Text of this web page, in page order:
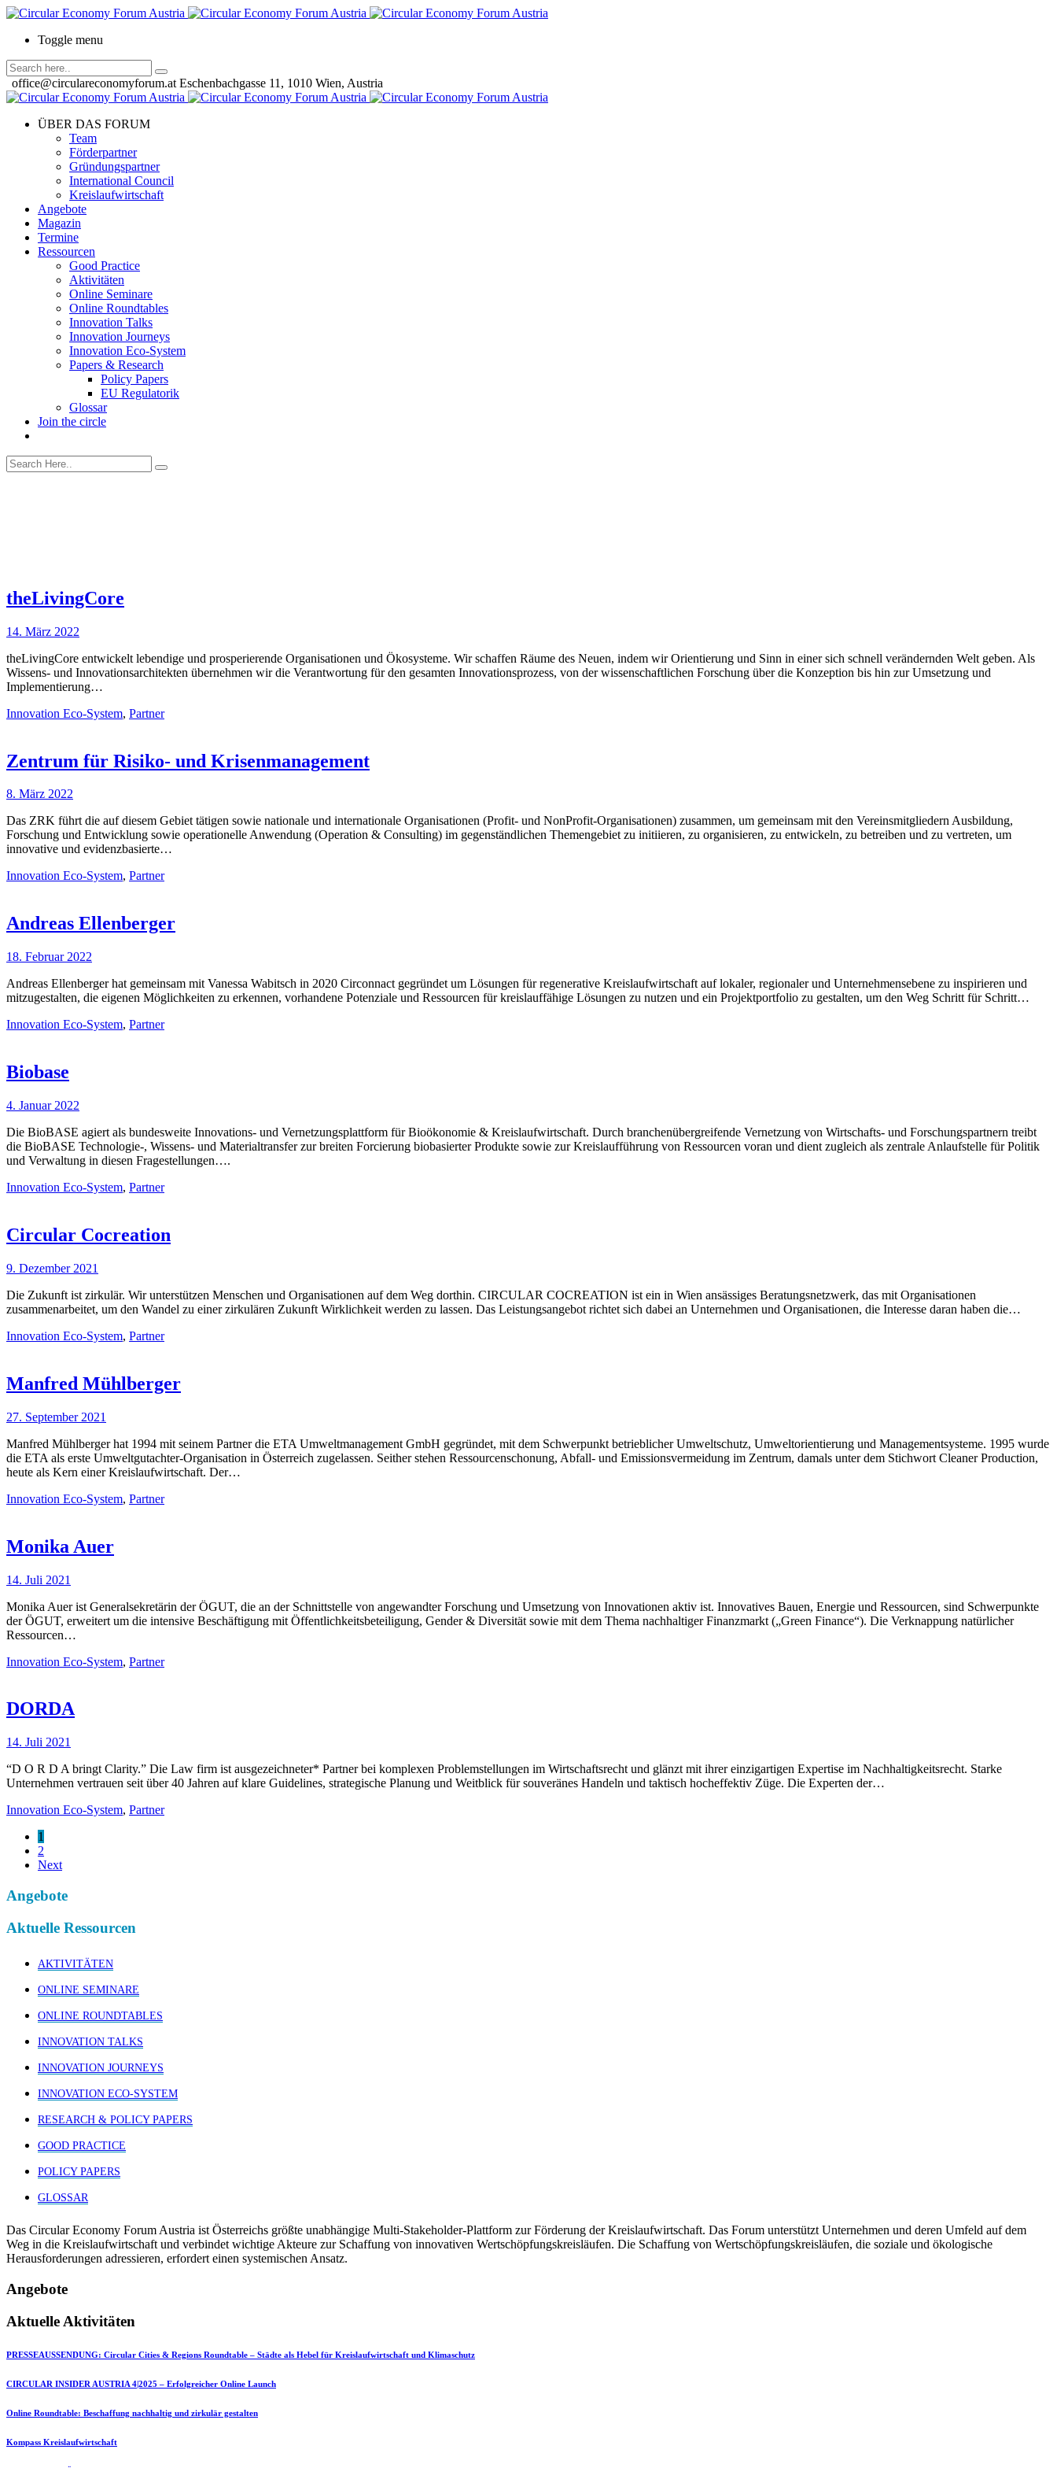
Toggle menu
office@circulareconomyforum.at Eschenbachgasse 11, 1010 Wien, Austria
ÜBER DAS FORUM
Team
Förderpartner
Gründungspartner
International Council
Kreislaufwirtschaft
Angebote
Magazin
Termine
Ressourcen
Good Practice
Aktivitäten
Online Seminare
Online Roundtables
Innovation Talks
Innovation Journeys
Innovation Eco-System
Papers & Research
Policy Papers
EU Regulatorik
Glossar
Join the circle
theLivingCore
14. März 2022
theLivingCore entwickelt lebendige und prosperierende Organisationen und Ökosysteme. Wir schaffen Räume des Neuen, indem wir Orientierung und Sinn in einer sich schnell verändernden Welt geben. Als
Wissens- und Innovationsarchitekten übernehmen wir die Verantwortung für den gesamten Innovationsprozess, von der wissenschaftlichen Forschung über die Konzeption bis hin zur Umsetzung und
Implementierung…
Innovation Eco-System, Partner
Zentrum für Risiko- und Krisenmanagement
8. März 2022
Das ZRK führt die auf diesem Gebiet tätigen sowie nationale und internationale Organisationen (Profit- und NonProfit-Organisationen) zusammen, um gemeinsam mit den Vereinsmitgliedern Ausbildung,
Forschung und Entwicklung sowie operationelle Anwendung (Operation & Consulting) im gegenständlichen Themengebiet zu initiieren, zu organisieren, zu entwickeln, zu betreiben und zu vertreten, um
innovative und evidenzbasierte…
Innovation Eco-System, Partner
Andreas Ellenberger
18. Februar 2022
Andreas Ellenberger hat gemeinsam mit Vanessa Wabitsch in 2020 Circonnact gegründet um Lösungen für regenerative Kreislaufwirtschaft auf lokaler, regionaler und Unternehmensebene zu inspirieren und
mitzugestalten, die eigenen Möglichkeiten zu erkennen, vorhandene Potenziale und Ressourcen für kreislauffähige Lösungen zu nutzen und ein Projektportfolio zu gestalten, um den Weg Schritt für Schritt…
Innovation Eco-System, Partner
Biobase
4. Januar 2022
Die BioBASE agiert als bundesweite Innovations- und Vernetzungsplattform für Bioökonomie & Kreislaufwirtschaft. Durch branchenübergreifende Vernetzung von Wirtschafts- und Forschungspartnern treibt
die BioBASE Technologie-, Wissens- und Materialtransfer zur breiten Forcierung biobasierter Produkte sowie zur Kreislaufführung von Ressourcen voran und dient zugleich als zentrale Anlaufstelle für Politik
und Verwaltung in diesen Fragestellungen….
Innovation Eco-System, Partner
Circular Cocreation
9. Dezember 2021
Die Zukunft ist zirkulär. Wir unterstützen Menschen und Organisationen auf dem Weg dorthin. CIRCULAR COCREATION ist ein in Wien ansässiges Beratungsnetzwerk, das mit Organisationen
zusammenarbeitet, um den Wandel zu einer zirkulären Zukunft Wirklichkeit werden zu lassen. Das Leistungsangebot richtet sich dabei an Unternehmen und Organisationen, die Interesse daran haben die…
Innovation Eco-System, Partner
Manfred Mühlberger
27. September 2021
Manfred Mühlberger hat 1994 mit seinem Partner die ETA Umweltmanagement GmbH gegründet, mit dem Schwerpunkt betrieblicher Umweltschutz, Umweltorientierung und Managementsysteme. 1995 wurde
die ETA als erste Umweltgutachter-Organisation in Österreich zugelassen. Seither stehen Ressourcenschonung, Abfall- und Emissionsvermeidung im Zentrum, damals unter dem Stichwort Cleaner Production,
heute als Kern einer Kreislaufwirtschaft. Der…
Innovation Eco-System, Partner
Monika Auer
14. Juli 2021
Monika Auer ist Generalsekretärin der ÖGUT, die an der Schnittstelle von angewandter Forschung und Umsetzung von Innovationen aktiv ist. Innovatives Bauen, Energie und Ressourcen, sind Schwerpunkte
der ÖGUT, erweitert um die intensive Beschäftigung mit Öffentlichkeitsbeteiligung, Gender & Diversität sowie mit dem Thema nachhaltiger Finanzmarkt („Green Finance“). Die Verknappung natürlicher
Ressourcen…
Innovation Eco-System, Partner
DORDA
14. Juli 2021
“D O R D A bringt Clarity.” Die Law firm ist ausgezeichneter* Partner bei komplexen Problemstellungen im Wirtschaftsrecht und glänzt mit ihrer einzigartigen Expertise im Nachhaltigkeitsrecht. Starke
Unternehmen vertrauen seit über 40 Jahren auf klare Guidelines, strategische Planung und Weitblick für souveränes Handeln und taktisch hocheffektiv Züge. Die Experten der…
Innovation Eco-System, Partner
1
2
Next
Angebote
Aktuelle Ressourcen
AKTIVITÄTEN
ONLINE SEMINARE
ONLINE ROUNDTABLES
INNOVATION TALKS
INNOVATION JOURNEYS
INNOVATION ECO-SYSTEM
RESEARCH & POLICY PAPERS
GOOD PRACTICE
POLICY PAPERS
GLOSSAR
Das Circular Economy Forum Austria ist Österreichs größte unabhängige Multi-Stakeholder-Plattform zur Förderung der Kreislaufwirtschaft. Das Forum unterstützt Unternehmen und deren Umfeld auf dem
Weg in die Kreislaufwirtschaft und verbindet wichtige Akteure zur Schaffung von innovativen Wertschöpfungskreisläufen. Die Schaffung von Wertschöpfungskreisläufen, die soziale und ökologische
Herausforderungen adressieren, erfordert einen systemischen Ansatz.
Angebote
Aktuelle Aktivitäten
PRESSEAUSSENDUNG: Circular Cities & Regions Roundtable – Städte als Hebel für Kreislaufwirtschaft und Klimaschutz
CIRCULAR INSIDER AUSTRIA 4|2025 – Erfolgreicher Online Launch
Online Roundtable: Beschaffung nachhaltig und zirkulär gestalten
Kompass Kreislaufwirtschaft